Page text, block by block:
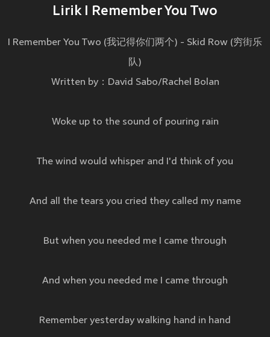
Lirik I Remember You Two
I Remember You Two (我记得你们两个) - Skid Row (穷街乐
队)
Written by：David Sabo/Rachel Bolan
Woke up to the sound of pouring rain
The wind would whisper and I'd think of you
And all the tears you cried they called my name
But when you needed me I came through
And when you needed me I came through
Remember yesterday walking hand in hand